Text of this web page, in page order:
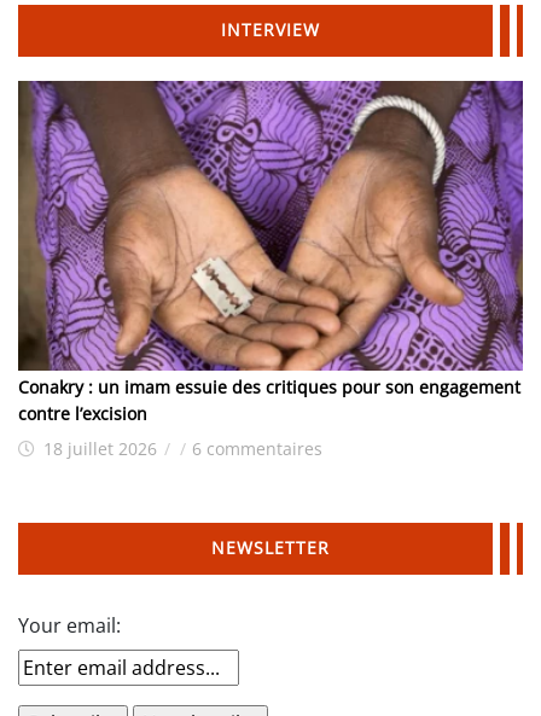
INTERVIEW
Conakry : un imam essuie des critiques pour son engagement
contre l’excision
18 juillet 2026 / / 6 commentaires
NEWSLETTER
Your email: